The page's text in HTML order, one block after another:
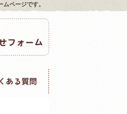
ページです。